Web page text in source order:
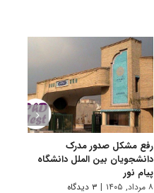
رفع مشکل صدور مدرک
دانشجویان بین الملل دانشگاه
پیام نور
۸ مرداد, ۱۴۰۵ | ۳ دیدگاه